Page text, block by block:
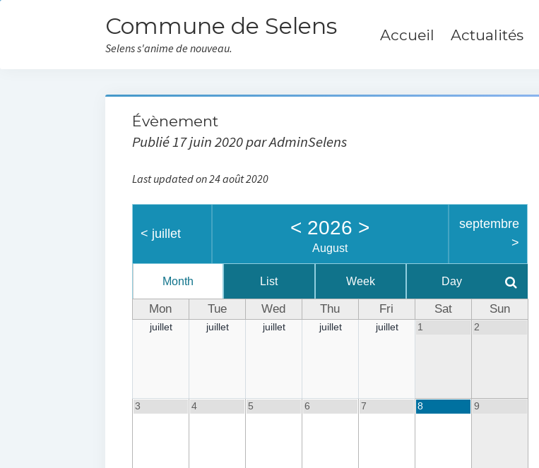
Commune de Selens
Selens s'anime de nouveau.
Accueil Actualités
Évènement
Publié 17 juin 2020 par AdminSelens
Last updated on 24 août 2020
< juillet < 2026 >
August
septembre
>
Month List Week Day
Mon Tue Wed Thu Fri Sat Sun
juillet juillet juillet juillet juillet 1 2
3 4 5 6 7 8 9